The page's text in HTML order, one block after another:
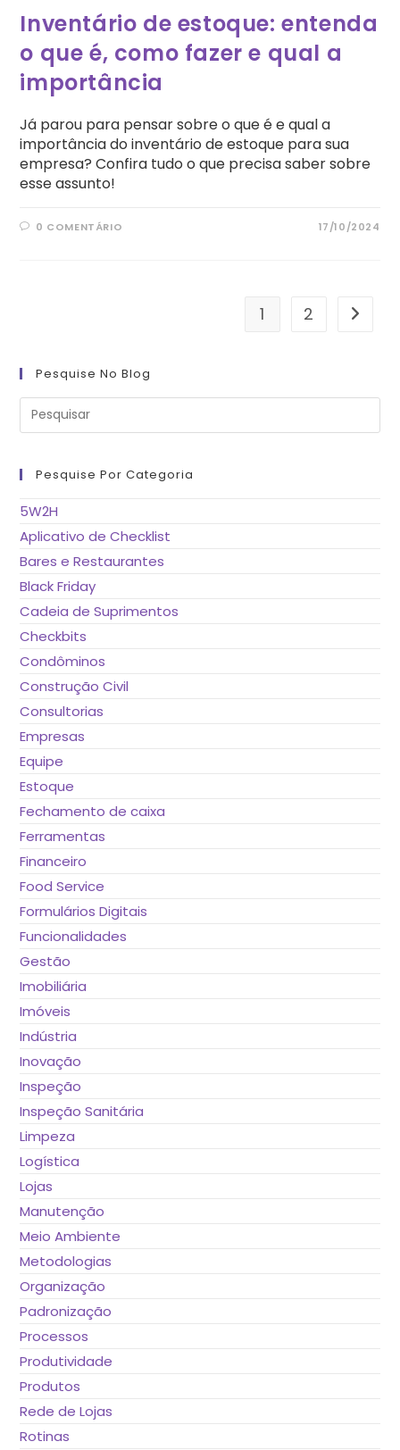
Inventário de estoque: entenda
o que é, como fazer e qual a
importância
Já parou para pensar sobre o que é e qual a
importância do inventário de estoque para sua
empresa? Confira tudo o que precisa saber sobre
esse assunto!
0 COMENTÁRIO 17/10/2024
1 2 Ir para
Pesquise No Blog
Pesquise Por Categoria
5W2H
Aplicativo de Checklist
Bares e Restaurantes
Black Friday
Cadeia de Suprimentos
Checkbits
Condôminos
Construção Civil
Consultorias
Empresas
Equipe
Estoque
Fechamento de caixa
Ferramentas
Financeiro
Food Service
Formulários Digitais
Funcionalidades
Gestão
Imobiliária
Imóveis
Indústria
Inovação
Inspeção
Inspeção Sanitária
Limpeza
Logística
Lojas
Manutenção
Meio Ambiente
Metodologias
Organização
Padronização
Processos
Produtividade
Produtos
Rede de Lojas
Rotinas